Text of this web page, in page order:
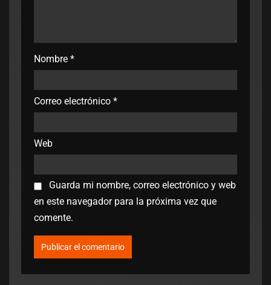
Nombre *
Correo electrónico *
Web
Guarda mi nombre, correo electrónico y web
en este navegador para la próxima vez que
comente.